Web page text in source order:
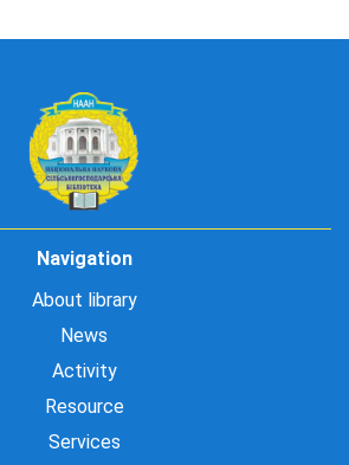
Navigation
About library
News
Activity
Resource
Services